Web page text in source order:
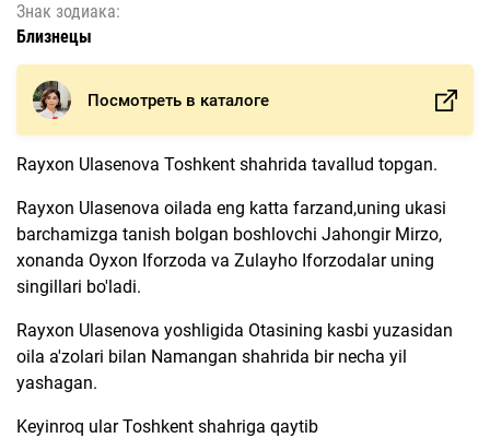
Знак зодиака:
Близнецы
Посмотреть в каталоге
Rayxon Ulasenova Toshkent shahrida tavallud topgan.
Rayxon Ulasenova oilada eng katta farzand,uning ukasi
barchamizga tanish bolgan boshlovchi Jahongir Mirzo,
xonanda Oyxon Iforzoda va Zulayho Iforzodalar uning
singillari bo'ladi.
Rayxon Ulasenova yoshligida Otasining kasbi yuzasidan
oila a'zolari bilan Namangan shahrida bir necha yil
yashagan.
Keyinroq ular Toshkent shahriga qaytib